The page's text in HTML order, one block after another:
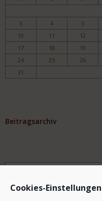
Cookies-Einstellungen
3
4 5
10
11 12
17
18 19
24
25 26
31
Beitragsarchiv
Archiv